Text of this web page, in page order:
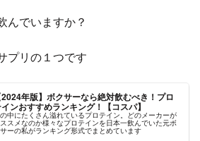
んでいますか？
プリの１つです
2024年版】ボクサーなら絶対飲むべき！プロ
ンおすすめランキング！【コスパ】
中にたくさん溢れているプロテイン。どのメーカーが
スメなのか様々なプロテインを日本一飲んでいた元ボ
ーの私がランキング形式でまとめています